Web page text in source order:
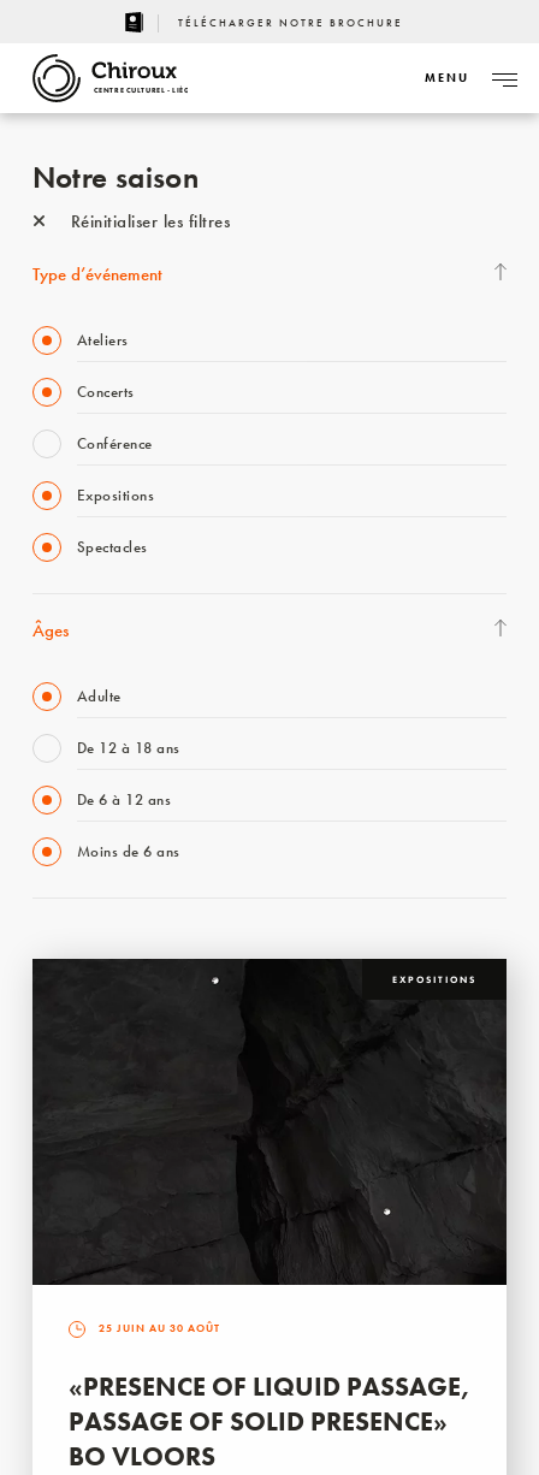
TÉLÉCHARGER NOTRE BROCHURE
CENTRE CULTUREL - LIÈGE
MENU
Notre saison
Réinitialiser les filtres
Type d’événement
Ateliers
Concerts
Conférence
Expositions
Spectacles
Âges
Adulte
De 12 à 18 ans
De 6 à 12 ans
Moins de 6 ans
EXPOSITIONS
25 JUIN AU 30 AOÛT
«PRESENCE OF LIQUID PASSAGE,
PASSAGE OF SOLID PRESENCE»
BO VLOORS